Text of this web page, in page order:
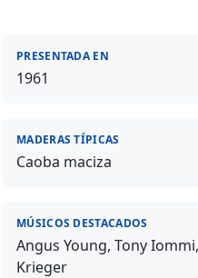
PRESENTADA EN
1961
MADERAS TÍPICAS
Caoba maciza
MÚSICOS DESTACADOS
Angus Young, Tony
Krieger